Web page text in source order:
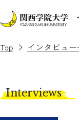
Top インタビュ
Interviews